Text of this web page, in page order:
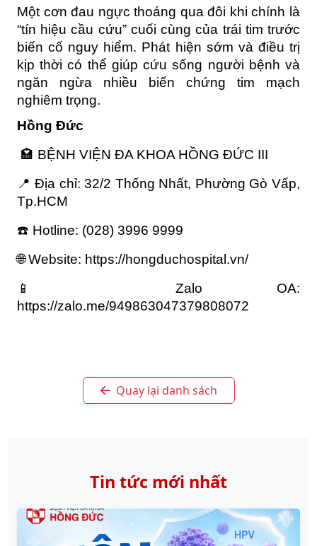
Một cơn đau ngực thoáng qua đôi khi chính là
“tín hiệu cầu cứu” cuối cùng của trái tim trước
biến cố nguy hiểm. Phát hiện sớm và điều trị
kịp thời có thể giúp cứu sống người bệnh và
ngăn ngừa nhiều biến chứng tim mạch
nghiêm trọng.
Hồng Đức
🏩 BỆNH VIỆN ĐA KHOA HỒNG ĐỨC III
📍 Địa chỉ: 32/2 Thống Nhất, Phường Gò Vấp,
Tp.HCM
☎️ Hotline: (028) 3996 9999
🌐 Website: https://hongduchospital.vn/
📱 Zalo OA:
https://zalo.me/949863047379808072
Quay lại danh sách
Tin tức mới nhất